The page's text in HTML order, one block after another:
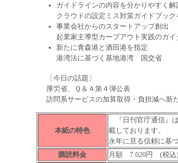
ガイドラインの内容を分かりやすく解
クラウドの設定ミス対策ガイドブック
事業会社からのスタートアップ創出
起業家主導型カーブアウト実践のガイ
新たに青森港と酒田港を指定
港湾法に基づく基地港湾 国交省
〔今日の話題〕
厚労省、Ｑ＆Ａ第４弾公表
訪問系サービスの加算取得・負担減へ新
本紙の特色
『日刊官庁通信』
載しております。
永年に亘る信頼に基
購読料金
月額 7.020円 (税込)